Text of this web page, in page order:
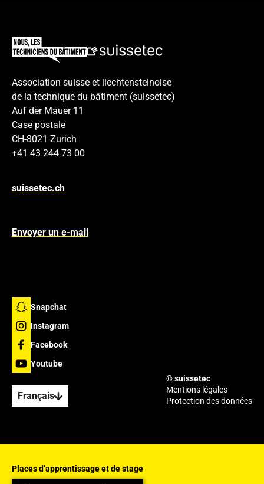
Association suisse et liechtensteinoise
de la technique du bâtiment (suissetec)
Auf der Mauer 11
Case postale
CH-8021 Zurich
+41 43 244 73 00
suissetec.ch
Envoyer un e-mail
Snapchat
Instagram
Facebook
Youtube
Français
© suissetec
Mentions légales
Protection des données
Places d’apprentissage et de stage